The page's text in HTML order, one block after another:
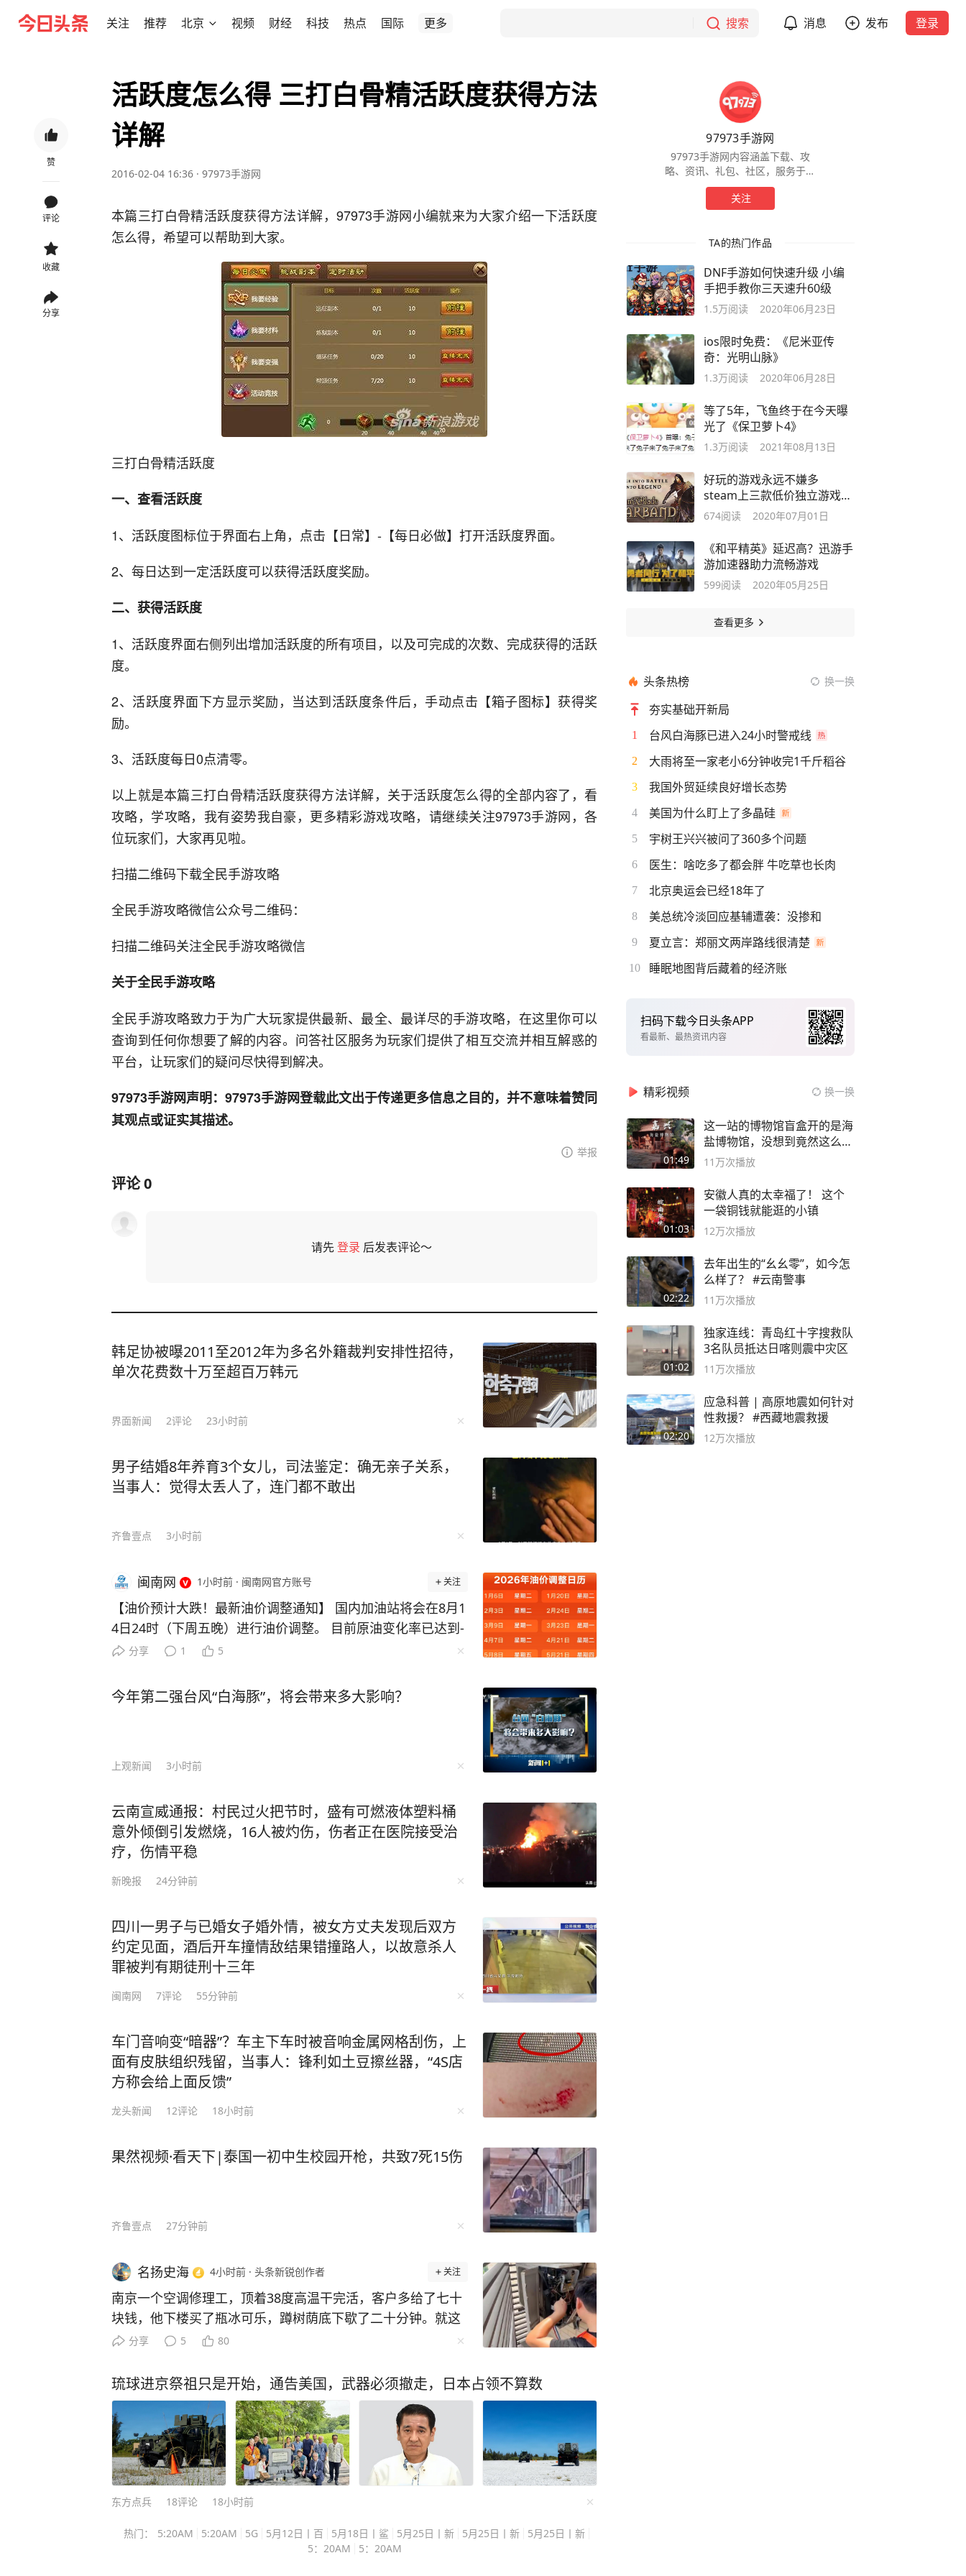
关注 推荐 北京 视频 财经 科技 热点 国际 更多 搜索 消息 发布 登录
赞
评论
收藏
分享
活跃度怎么得 三打白骨精活跃度获得方法
详解
2016-02-04 16:36 · 97973手游网
本篇三打白骨精活跃度获得方法详解，97973手游网小编就来为大家介绍一下活跃度
怎么得，希望可以帮助到大家。
三打白骨精活跃度
一、查看活跃度
1、活跃度图标位于界面右上角，点击【日常】-【每日必做】打开活跃度界面。
2、每日达到一定活跃度可以获得活跃度奖励。
二、获得活跃度
1、活跃度界面右侧列出增加活跃度的所有项目，以及可完成的次数、完成获得的活跃
度。
2、活跃度界面下方显示奖励，当达到活跃度条件后，手动点击【箱子图标】获得奖
励。
3、活跃度每日0点清零。
以上就是本篇三打白骨精活跃度获得方法详解，关于活跃度怎么得的全部内容了，看
攻略，学攻略，我有姿势我自豪，更多精彩游戏攻略，请继续关注97973手游网，各
位玩家们，大家再见啦。
扫描二维码下载全民手游攻略
全民手游攻略微信公众号二维码：
扫描二维码关注全民手游攻略微信
关于全民手游攻略
全民手游攻略致力于为广大玩家提供最新、最全、最详尽的手游攻略，在这里你可以
查询到任何你想要了解的内容。问答社区服务为玩家们提供了相互交流并相互解惑的
平台，让玩家们的疑问尽快得到解决。
97973手游网声明：97973手游网登载此文出于传递更多信息之目的，并不意味着赞同
其观点或证实其描述。
举报
评论0
请先登录 后发表评论～
韩足协被曝2011至2012年为多名外籍裁判安排性招待，
单次花费数十万至超百万韩元
界面新闻 2评论 23小时前
男子结婚8年养育3个女儿，司法鉴定：确无亲子关系，
当事人：觉得太丢人了，连门都不敢出
齐鲁壹点 3小时前
闽南网 1小时前 · 闽南网官方账号 关注
【油价预计大跌！最新油价调整通知】 国内加油站将会在8月1
4日24时（下周五晚）进行油价调整。 目前原油变化率已达到-
9.57%，预计下调油价395元/吨。根据目前的预期跌幅，汽柴
仍有5个统计日，变数尚存，如果后续国际原油快速反弹回升，
当前的预跌幅度将会收窄，最终能否落地、下调多少，一切以
分享 1 5
今年第二强台风“白海豚”，将会带来多大影响？
上观新闻 3小时前
云南宣威通报：村民过火把节时，盛有可燃液体塑料桶
意外倾倒引发燃烧，16人被灼伤，伤者正在医院接受治
疗，伤情平稳
新晚报 24分钟前
四川一男子与已婚女子婚外情，被女方丈夫发现后双方
约定见面，酒后开车撞情敌结果错撞路人，以故意杀人
罪被判有期徒刑十三年
闽南网 7评论 55分钟前
车门音响变“暗器”？车主下车时被音响金属网格刮伤，上
面有皮肤组织残留，当事人：锋利如土豆擦丝器，“4S店
方称会给上面反馈”
龙头新闻 12评论 18小时前
果然视频·看天下|泰国一初中生校园开枪，共致7死15伤
齐鲁壹点 27分钟前
名扬史海 4小时前 · 头条新锐创作者 关注
南京一个空调修理工，顶着38度高温干完活，客户多给了七十
块钱，他下楼买了瓶冰可乐，蹲树荫底下歇了二十分钟。就这
画面，把客户一个大男人看得鼻子发酸。事情是这样的。 7月
8度。 小区门口那棵老槐树的影子缩成一团，树下一个五十多
岁的男人正蹲着。 他刚拧开一瓶冰镇可乐，仰头灌下去一大
口，喉结上下滚动，脸上的褶子里全是被汗冲出来的印子。
喝完，他没舍得再喝第二口，把瓶盖拧紧，用袖子擦了擦瓶
身，塞进了工具包的侧兜。 接着他站起身，拍了拍膝盖上的
灰，跨上那辆旧电动车，一脚油门融进了热浪里。 这个画
面，被路边一个监控探头完整地记了下来。 同一天下午，这
工，风口只往外吐热气，屋里闷得像捂在棉被里，小孩热得满
分享 5 80
琉球进京祭祖只是开始，通告美国，武器必须撤走，日本占领不算数
东方点兵 18评论 18小时前
热门： 5:20AM 5:20AM 5G 5月12日丨百 5月18日丨鲨 5月25日丨新 5月25日丨新
5月25日丨新
5：20AM
5：20AM
97973手游网
97973手游网内容涵盖下载、攻
略、资讯、礼包、社区，服务于全
球手游玩家，为玩家提供一站式服
务。
关注
TA的热门作品
DNF手游如何快速升级 小编
手把手教你三天速升60级
1.5万阅读 2020年06月23日
ios限时免费：《尼米亚传
奇：光明山脉》
1.3万阅读 2020年06月28日
等了5年，飞鱼终于在今天曝
光了《保卫萝卜4》
1.3万阅读 2021年08月13日
好玩的游戏永远不嫌多
steam上三款低价独立游戏推
荐
674阅读 2020年07月01日
《和平精英》延迟高？迅游手
游加速器助力流畅游戏
599阅读 2020年05月25日
查看更多
头条热榜 换一换
夯实基础开新局
1 台风白海豚已进入24小时警戒线
2 大雨将至一家老小6分钟收完1千斤稻谷
3 我国外贸延续良好增长态势
4 美国为什么盯上了多晶硅
5 宇树王兴兴被问了360多个问题
6 医生：啥吃多了都会胖 牛吃草也长肉
7 北京奥运会已经18年了
8 美总统冷淡回应基辅遭袭：没掺和
9 夏立言：郑丽文两岸路线很清楚
10 睡眠地图背后藏着的经济账
扫码下载今日头条APP
看最新、最热资讯内容
精彩视频 换一换
01:49
这一站的博物馆盲盒开的是海
盐博物馆，没想到竟然这么好
逛！
11万次播放
01:03
安徽人真的太幸福了！ 这个
一袋铜钱就能逛的小镇
12万次播放
02:22
去年出生的“幺幺零”，如今怎
么样了？ #云南警事
11万次播放
01:02
独家连线：青岛红十字搜救队
3名队员抵达日喀则震中灾区
11万次播放
02:20
应急科普 | 高原地震如何针对
性救援？ #西藏地震救援
12万次播放